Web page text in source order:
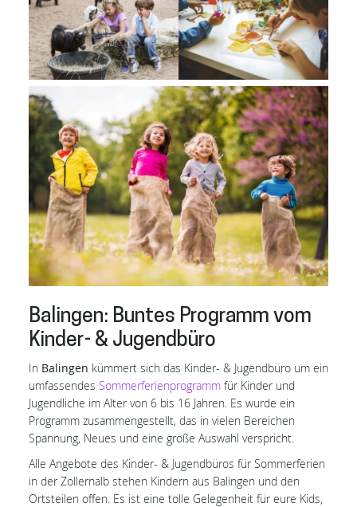
Balingen: Buntes Programm vom
Kinder- & Jugendbüro
In Balingen kümmert sich das Kinder- & Jugendbüro um ein
umfassendes Sommerferienprogramm für Kinder und
Jugendliche im Alter von 6 bis 16 Jahren. Es wurde ein
Programm zusammengestellt, das in vielen Bereichen
Spannung, Neues und eine große Auswahl verspricht.
Alle Angebote des Kinder- & Jugendbüros für Sommerferien
in der Zollernalb stehen Kindern aus Balingen und den
Ortsteilen offen. Es ist eine tolle Gelegenheit für eure Kids,